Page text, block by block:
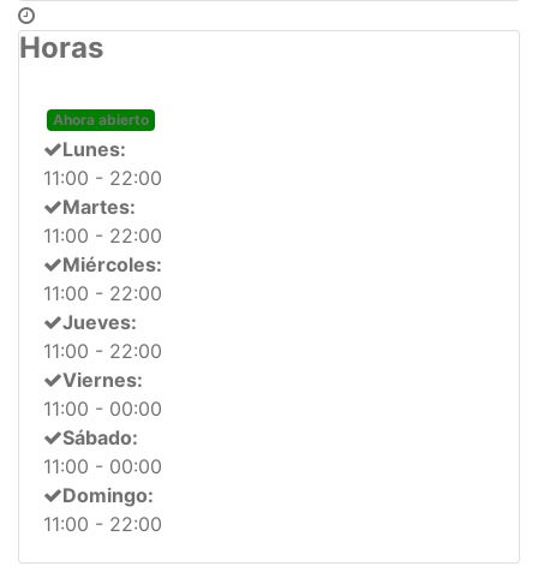
Horas
Ahora abierto
Lunes:
11:00 - 22:00
Martes:
11:00 - 22:00
Miércoles:
11:00 - 22:00
Jueves:
11:00 - 22:00
Viernes:
11:00 - 00:00
Sábado:
11:00 - 00:00
Domingo:
11:00 - 22:00